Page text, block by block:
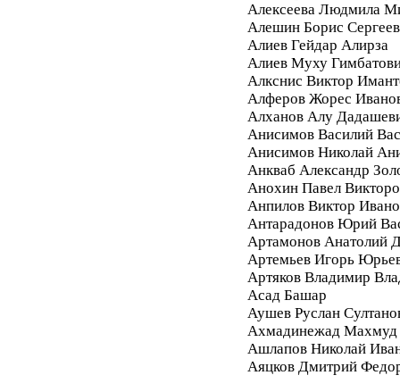
Алексеева Людмила
Алешин Борис
Алиев Гейдар Алирза
Алиев Муху
Алкснис Виктор
Алферов Жорес
Алханов Алу
Анисимов Василий
Анисимов Николай
Анкваб Александр
Анохин Павел
Анпилов Виктор
Антарадонов Юрий
Артамонов Анатолий
Артемьев Игорь
Артяков Владимир
Асад Башар
Аушев Руслан
Ахмадинежад Махмуд
Ашлапов Николай
Аяцков Дмитрий